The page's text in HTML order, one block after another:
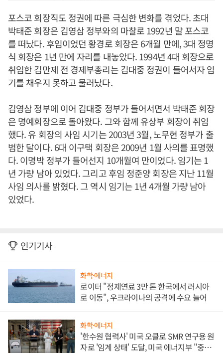
포스코 회장직도 정권에 따른 극심한 변화를 겪었다. 초대
박태준 회장은 김영삼 정부와의 마찰로 1992년 말 포스코
를 떠났다. 후임이었던 황경로 회장은 6개월 만에, 3대 정명
식 회장은 1년 만에 자리를 내놓았다. 1994년 4대 회장으로
취임한 김만제 전 경제부총리는 김대중 정권이 들어서자 임
기를 채우지 못하고 물러났다.
김영삼 정부에 이어 김대중 정부가 들어서면서 박태준 회장
은 명예회장으로 돌아왔다. 그와 함께 유상부 회장이 취임
했다. 유 회장의 사임 시기는 2003년 3월, 노무현 정부가 출
범한 달이다. 6대 이구택 회장은 2009년 1월 사의를 표명했
다. 이명박 정부가 들어선지 10개월여 만이었다. 임기는 1
년 가량 남아 있었다. 그리고 후임 정준양 회장은 지난 11월
사임 의사를 밝혔다. 그 역시 임기는 1년 4개월 가량 남아
있었다.
인기기사
화학·에너지
로이터 "정제연료 3만 톤 한국에서 러시아
로 이동", 우크라이나의 공격에 수요 늘어
화학·에너지
'한수원 협력사' 미국 오클로 SMR 연구용 원
자로 '임계 상태' 도달, 미국 에너지부 "중요